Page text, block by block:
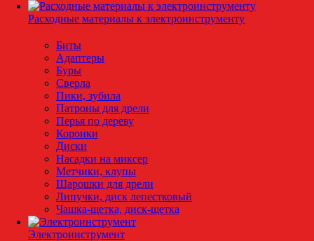
Расходные материалы к электроинструменту
Биты
Адаптеры
Буры
Сверла
Пики, зубила
Патроны для дрели
Перья по дереву
Коронки
Диски
Насадки на миксер
Метчики, клупы
Шарошки для дрели
Липучки, диск лепестковый
Чашка-щетка, диск-щетка
Электроинструмент